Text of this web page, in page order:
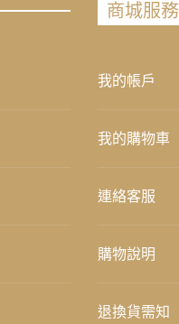
商城服務
我的帳戶
我的購物車
連絡客服
購物說明
退換貨需知